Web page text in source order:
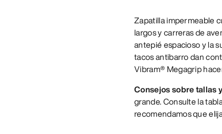
Zapatilla impermeable
largos y carreras de
antepié espacioso y la
tacos antibarro dan
Vibram® Megagrip
Consejos sobre tallas
grande. Consulte la
recomendamos que